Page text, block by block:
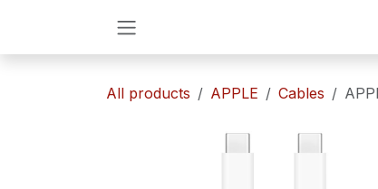
All products APPLE Cables